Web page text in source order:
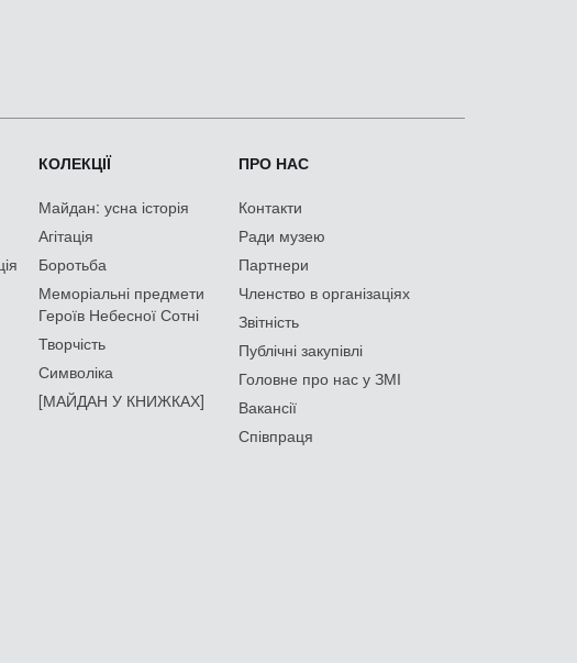
КОЛЕКЦІЇ
Майдан: усна історія
Агітація
Боротьба
Меморіальні предмети
Героїв Небесної Сотні
Творчість
Символіка
[МАЙДАН У КНИЖКАХ]
ПРО НАС
Контакти
Ради музею
Партнери
Членство в організаціях
Звітність
Публічні закупівлі
Головне про нас у ЗМІ
Вакансії
Співпраця